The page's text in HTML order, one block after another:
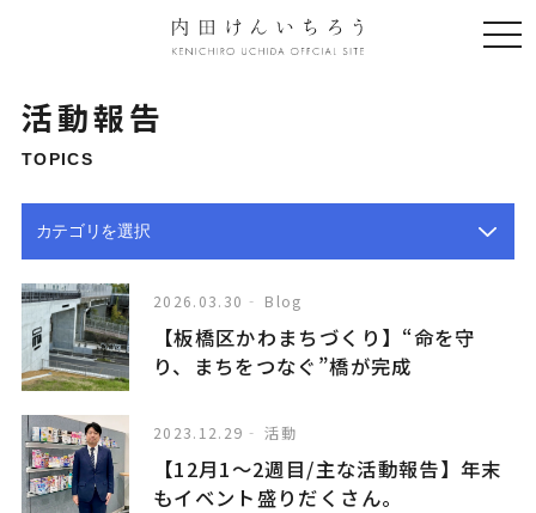
活動報告
TOPICS
2026.03.30 Blog
【板橋区かわまちづくり】“命を守
り、まちをつなぐ”橋が完成
2023.12.29 活動
【12月1〜2週目/主な活動報告】年末
もイベント盛りだくさん。